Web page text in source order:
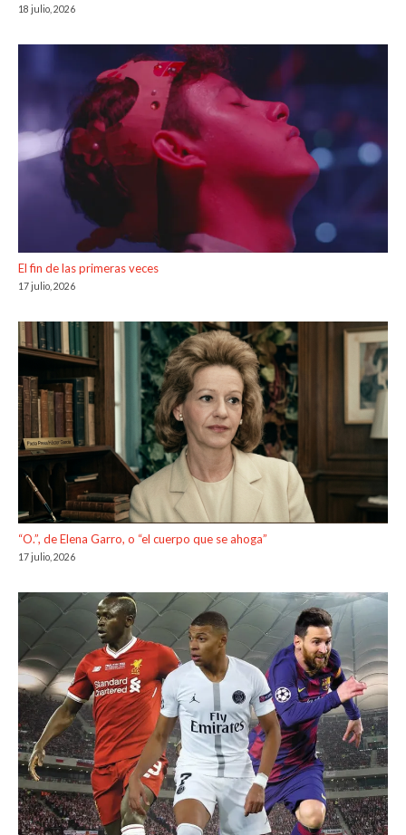
18 julio, 2026
El fin de las primeras veces
17 julio, 2026
“O.”, de Elena Garro, o “el cuerpo que se ahoga”
17 julio, 2026